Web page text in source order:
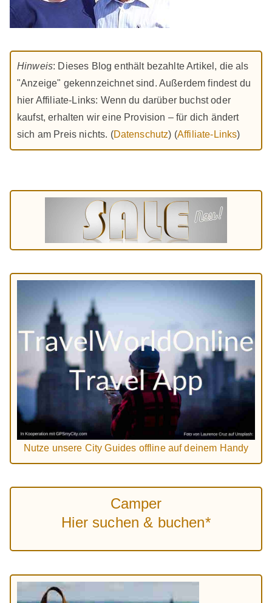
Hinweis: Dieses Blog enthält bezahlte Artikel, die als
"Anzeige" gekennzeichnet sind. Außerdem findest du
hier Affiliate-Links: Wenn du darüber buchst oder
kaufst, erhalten wir eine Provision – für dich ändert
sich am Preis nichts. (Datenschutz) (Affiliate-Links)
Nutze unsere City Guides offline auf deinem Handy
Camper
Hier suchen & buchen*